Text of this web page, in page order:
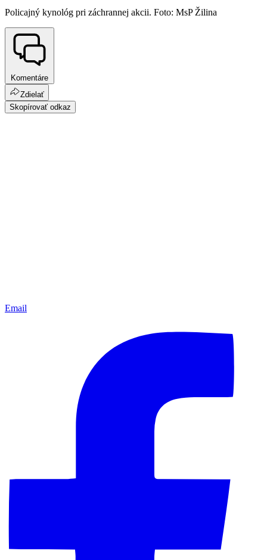
Policajný kynológ pri záchrannej akcii. Foto: MsP Žilina
Komentáre
Zdielať
Skopírovať odkaz
Email